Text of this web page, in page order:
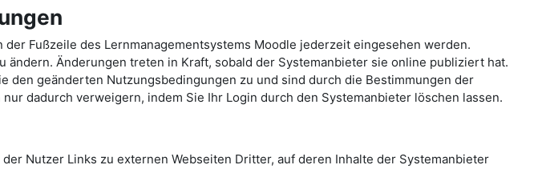
Fußzeile des Lernmanagementsystems Moodle jederzeit eingesehen werden.
Änderungen treten in Kraft, sobald der Systemanbieter sie online publiziert hat.
den geänderten Nutzungsbedingungen zu und sind durch die Bestimmungen der
dadurch verweigern, indem Sie Ihr Login durch den Systemanbieter löschen lassen.
Nutzer Links zu externen Webseiten Dritter, auf deren Inhalte der Systemanbieter